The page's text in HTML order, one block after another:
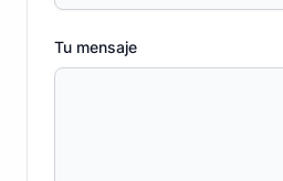
Tu mensaje